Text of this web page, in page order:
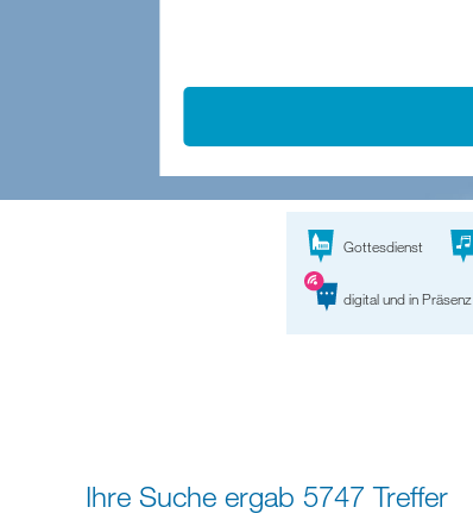
Gottesdienst
digital und in Präsenz
Ihre Suche ergab 5747 Treffer